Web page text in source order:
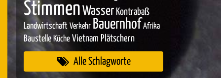
StimmenWasser Kontrabaß
Landwirtschaft Verkehr Bauernhof Afrika
Baustelle Küche Vietnam Plätschern
Alle Schlagworte